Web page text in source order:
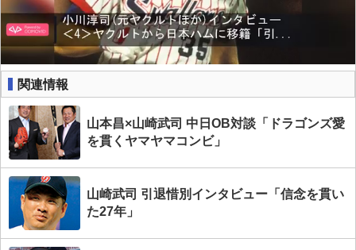
関連情報
山本昌×山崎武司 中日OB対談「ドラゴンズ愛
を貫くヤマヤマコンビ」
山崎武司 引退惜別インタビュー「信念を貫い
た27年」